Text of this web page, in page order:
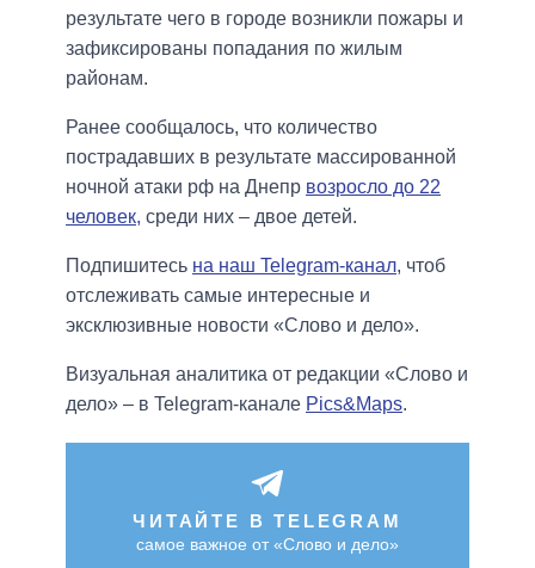
результате чего в городе возникли пожары и
зафиксированы попадания по жилым
районам.
Ранее сообщалось, что количество
пострадавших в результате массированной
ночной атаки рф на Днепр возросло до 22
человек, среди них – двое детей.
Подпишитесь на наш Telegram-канал, чтоб
отслеживать самые интересные и
эксклюзивные новости «Слово и дело».
Визуальная аналитика от редакции «Слово и
дело» – в Telegram-канале Pics&Maps.
ЧИТАЙТЕ В TELEGRAM
самое важное от «Слово и дело»